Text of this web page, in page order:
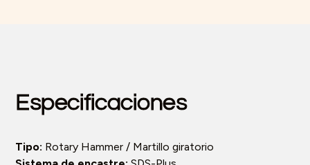
Especificaciones
Tipo: Rotary Hammer / Martillo giratorio